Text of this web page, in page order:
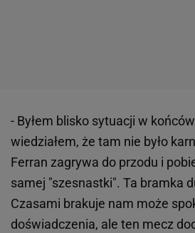
- Byłem blisko sytuacji w
wiedziałem, że tam nie było
Ferran zagrywa do przodu i
samej "szesnastki". Ta bramka
Czasami brakuje nam może
doświadczenia, ale ten mecz